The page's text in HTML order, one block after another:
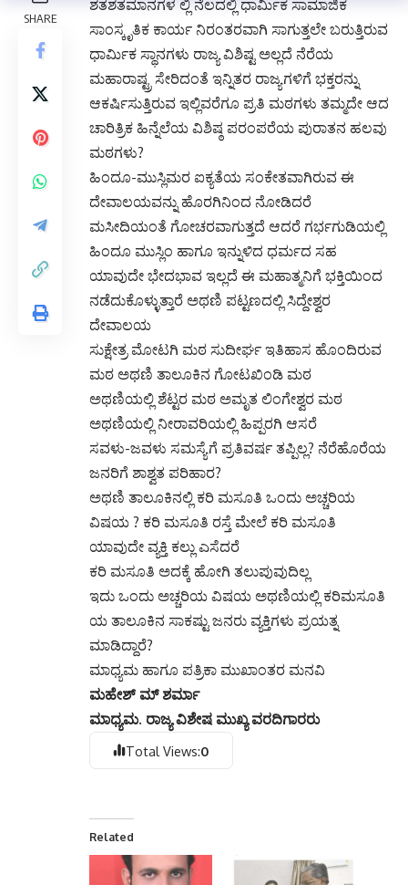
ಶತಶತಮಾನಗಳ ಲ್ಲಿ ನೆಲದಲ್ಲಿ ಧಾರ್ಮಿಕ ಸಾಮಾಜಿಕ
ಸಾಂಸ್ಕೃತಿಕ ಕಾರ್ಯ ನಿರಂತರವಾಗಿ ಸಾಗುತ್ತಲೇ ಬರುತ್ತಿರುವ
ಧಾರ್ಮಿಕ ಸ್ಥಾನಗಳು ರಾಜ್ಯ ವಿಶಿಷ್ಟ ಅಲ್ಲದೆ ನೆರೆಯ
ಮಹಾರಾಷ್ಟ್ರ ಸೇರಿದಂತೆ ಇನ್ನಿತರ ರಾಜ್ಯಗಳಿಗೆ ಭಕ್ತರನ್ನು
ಆಕರ್ಷಿಸುತ್ತಿರುವ ಇಲ್ಲಿವರೆಗೂ ಪ್ರತಿ ಮಠಗಳು ತಮ್ಮದೇ ಆದ
ಚಾರಿತ್ರಿಕ ಹಿನ್ನೆಲೆಯ ವಿಶಿಷ್ಠ ಪರಂಪರೆಯ ಪುರಾತನ ಹಲವು
ಮಠಗಳು?
ಹಿಂದೂ-ಮುಸ್ಲಿಮರ ಐಕ್ಯತೆಯ ಸಂಕೇತವಾಗಿರುವ ಈ
ದೇವಾಲಯವನ್ನು ಹೊರಗಿನಿಂದ ನೋಡಿದರೆ
ಮಸೀದಿಯಂತೆ ಗೋಚರವಾಗುತ್ತದೆ ಆದರೆ ಗರ್ಭಗುಡಿಯಲ್ಲಿ
ಹಿಂದೂ ಮುಸ್ಲಿಂ ಹಾಗೂ ಇನ್ನುಳಿದ ಧರ್ಮದ ಸಹ
ಯಾವುದೇ ಭೇದಭಾವ ಇಲ್ಲದೆ ಈ ಮಹಾತ್ಮನಿಗೆ ಭಕ್ತಿಯಿಂದ
ನಡೆದುಕೊಳ್ಳುತ್ತಾರೆ ಅಥಣಿ ಪಟ್ಟಣದಲ್ಲಿ ಸಿದ್ದೇಶ್ವರ
ದೇವಾಲಯ
ಸುಕ್ಷೇತ್ರ ಮೋಟಗಿ ಮಠ ಸುದೀರ್ಘ ಇತಿಹಾಸ ಹೊಂದಿರುವ
ಮಠ ಅಥಣಿ ತಾಲೂಕಿನ ಗೋಟಖಿಂಡಿ ಮಠ
ಅಥಣಿಯಲ್ಲಿ ಶೆಟ್ಟರ ಮಠ ಅಮೃತ ಲಿಂಗೇಶ್ವರ ಮಠ
ಅಥಣಿಯಲ್ಲಿ ನೀರಾವರಿಯಲ್ಲಿ ಹಿಪ್ಪರಗಿ ಆಸರೆ
ಸವಳು-ಜವಳು ಸಮಸ್ಯೆಗೆ ಪ್ರತಿವರ್ಷ ತಪ್ಪಿಲ್ಲ? ನೆರೆಹೊರೆಯ
ಜನರಿಗೆ ಶಾಶ್ವತ ಪರಿಹಾರ?
ಅಥಣಿ ತಾಲೂಕಿನಲ್ಲಿ ಕರಿ ಮಸೂತಿ ಒಂದು ಅಚ್ಚರಿಯ
ವಿಷಯ ? ಕರಿ ಮಸೂತಿ ರಸ್ತೆ ಮೇಲೆ ಕರಿ ಮಸೂತಿ
ಯಾವುದೇ ವ್ಯಕ್ತಿ ಕಲ್ಲು ಎಸೆದರೆ
ಕರಿ ಮಸೂತಿ ಅದಕ್ಕೆ ಹೋಗಿ ತಲುಪುವುದಿಲ್ಲ
ಇದು ಒಂದು ಅಚ್ಚರಿಯ ವಿಷಯ ಅಥಣಿಯಲ್ಲಿ ಕರಿಮಸೂತಿ
ಯ ತಾಲೂಕಿನ ಸಾಕಷ್ಟು ಜನರು ವ್ಯಕ್ತಿಗಳು ಪ್ರಯತ್ನ
ಮಾಡಿದ್ದಾರೆ?
ಮಾಧ್ಯಮ ಹಾಗೂ ಪತ್ರಿಕಾ ಮುಖಾಂತರ ಮನವಿ
ಮಹೇಶ್ ಮ್ ಶರ್ಮಾ
ಮಾಧ್ಯಮ. ರಾಜ್ಯ ವಿಶೇಷ ಮುಖ್ಯ ವರದಿಗಾರರು
Total Views:0
Related